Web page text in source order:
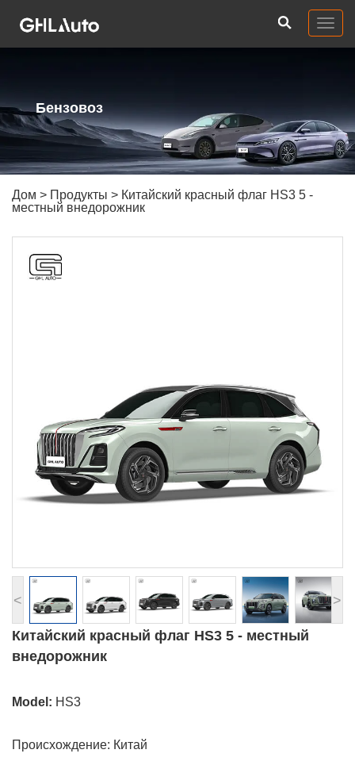
Бензовоз
Дом > Продукты > Китайский красный флаг HS3 5 -
местный внедорожник
< >
Китайский красный флаг HS3 5 - местный
внедорожник
Model: HS3
Происхождение: Китай